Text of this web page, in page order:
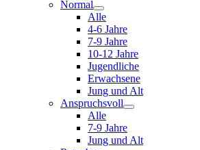
Normal
Alle
4-6 Jahre
7-9 Jahre
10-12 Jahre
Jugendliche
Erwachsene
Jung und Alt
Anspruchsvoll
Alle
7-9 Jahre
Jung und Alt